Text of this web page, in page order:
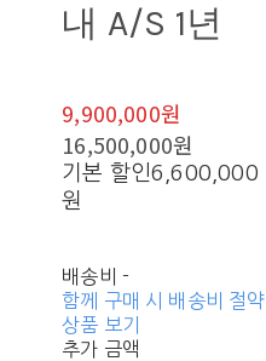
내 A/S 1년
9,900,000원
16,500,000원
기본 할인6,600,000
원
배송비 -
함께 구매 시 배송비 절약
상품 보기
추가 금액